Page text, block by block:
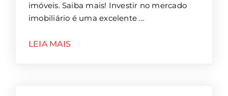
imóveis. Saiba mais! Investir no mercado
imobiliário é uma excelente
LEIA MAIS